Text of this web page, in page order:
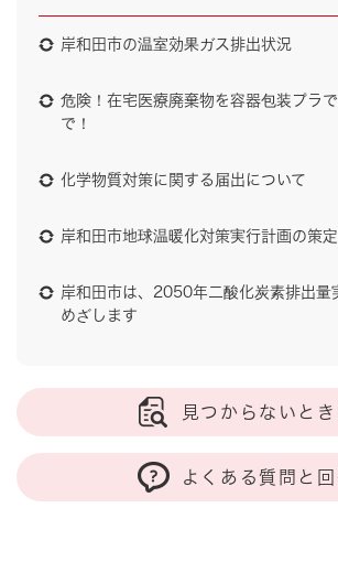
岸和田市の温室効果ガス排出状況
危険！在宅医療廃棄物を容器包装プラ
で！
化学物質対策に関する届出について
岸和田市地球温暖化対策実行計画の策
岸和田市は、2050年二酸化炭素排出量
めざします
見つからないとき
よくある質問と